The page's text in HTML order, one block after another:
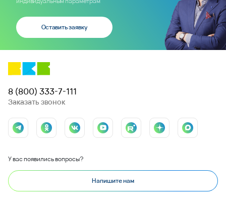
Оставить заявку
8 (800) 333-7-111
Заказать звонок
У вас появились вопросы?
Напишите нам